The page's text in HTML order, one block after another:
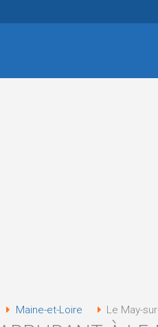
Maine-et-Loire Le May-